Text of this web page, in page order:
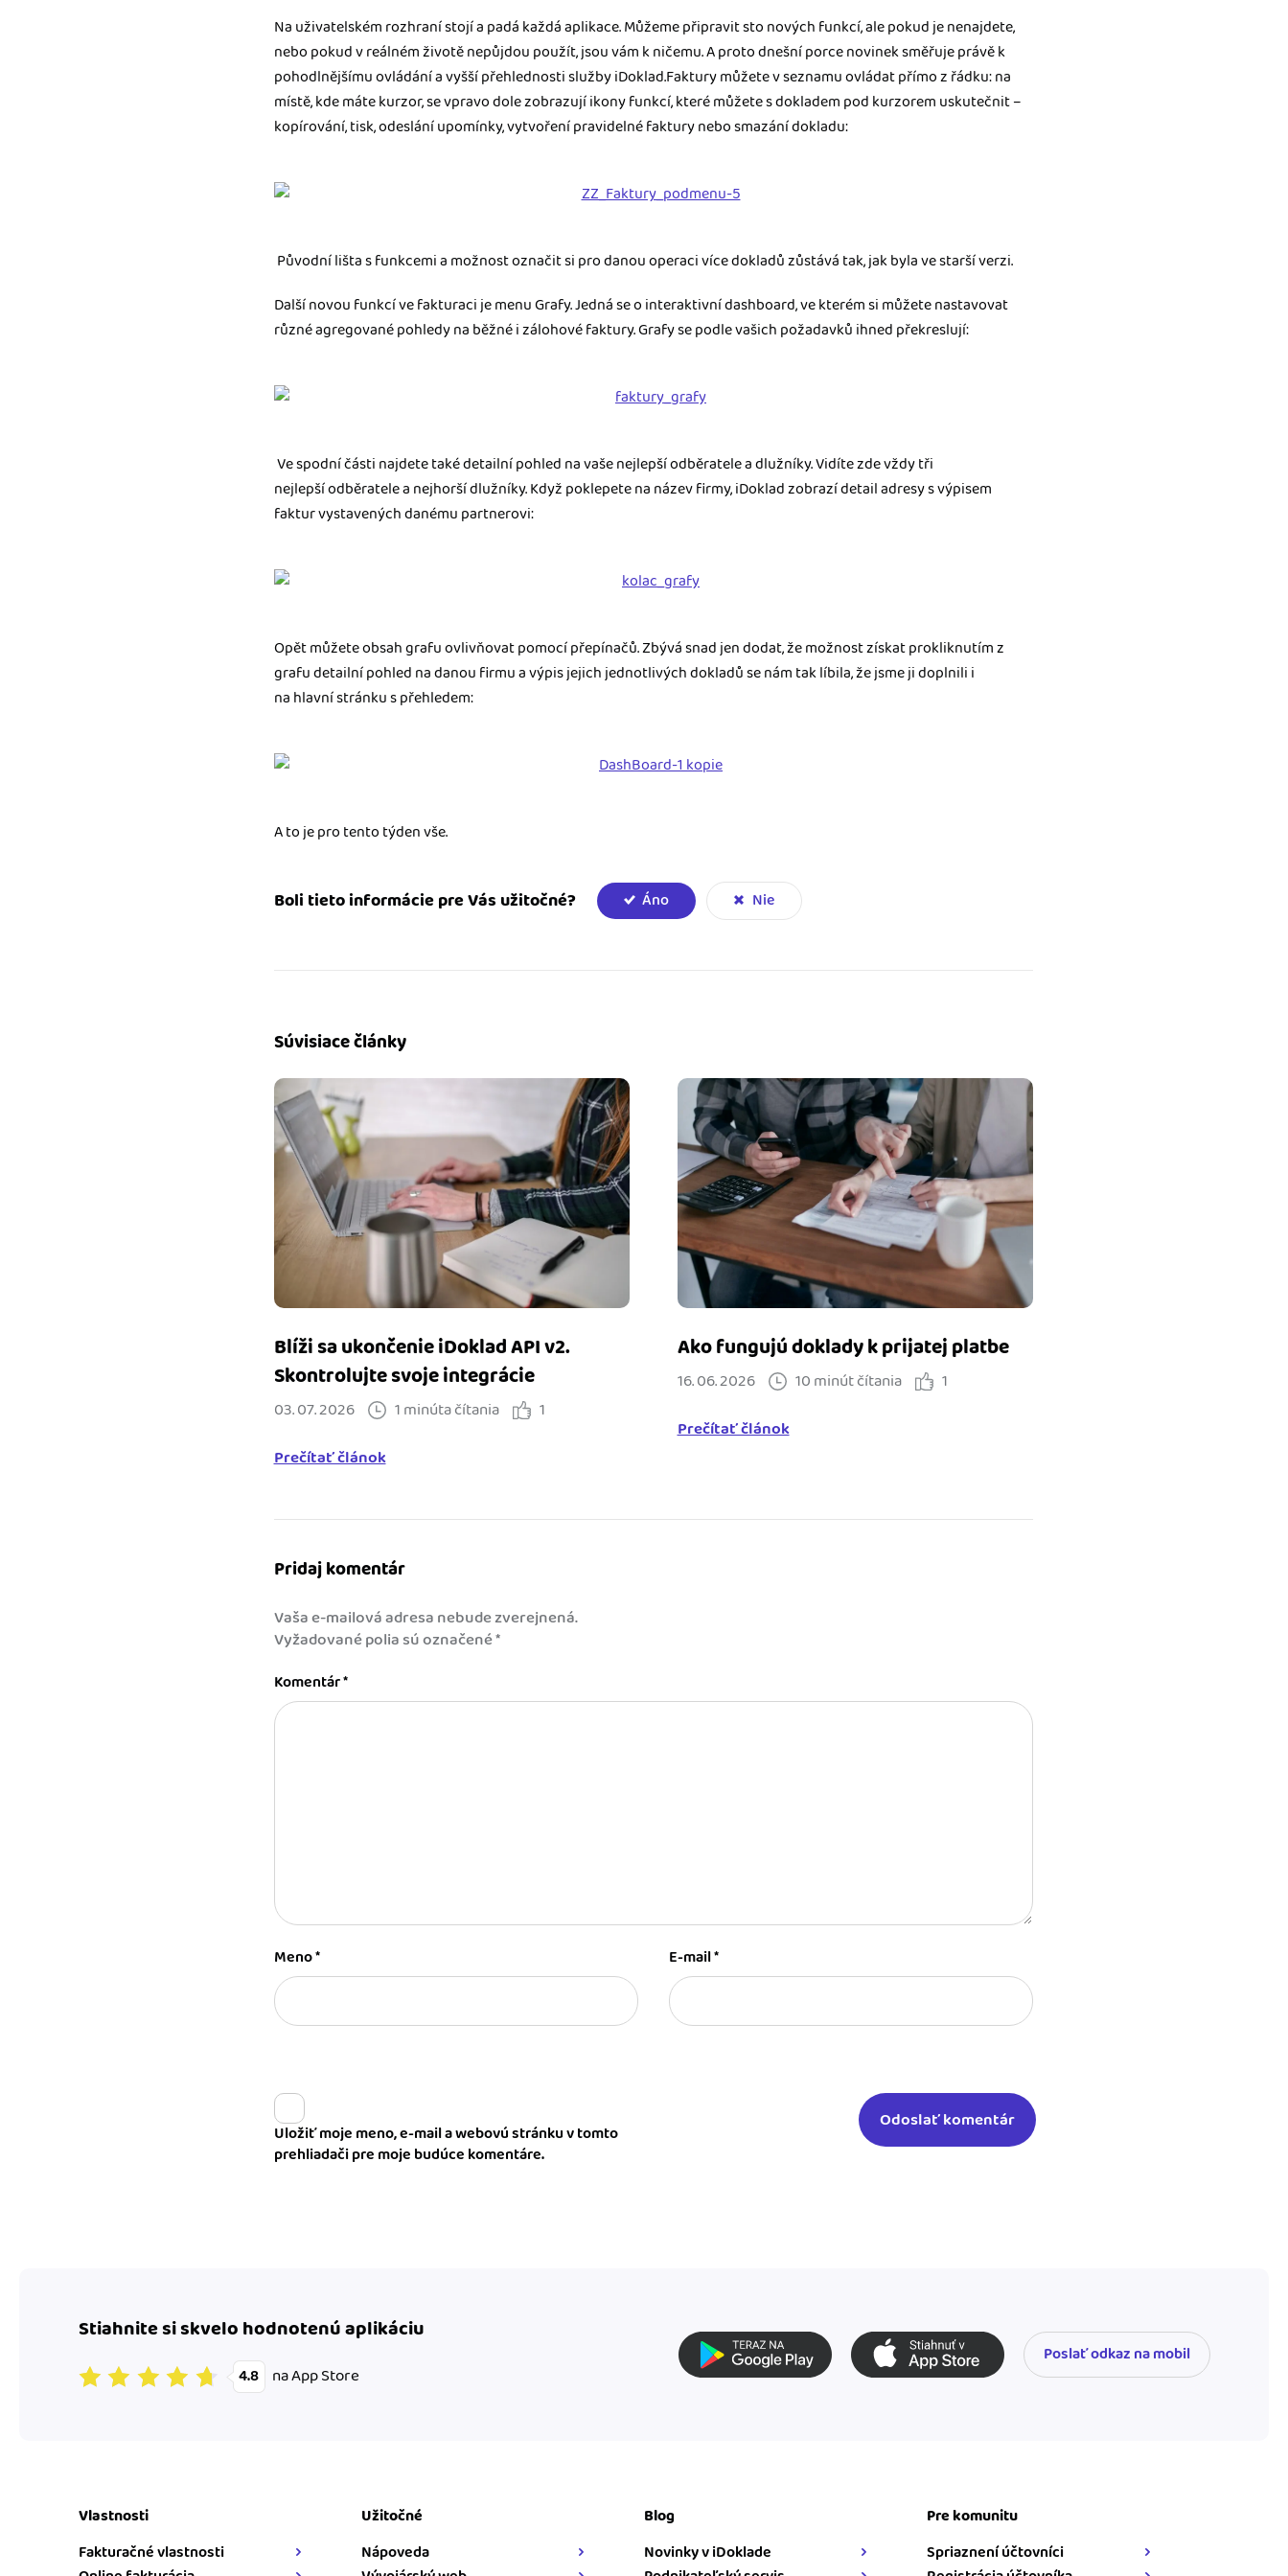
Prepojenie na ďalšie systémy
Nechajte iDoklad pracovať za vás. Vďaka
prepojeniu s e-shopom, bankou, CRM a
ďalšími aplikáciami.
Na uživatelském rozhraní stojí a padá každá aplikace. Můžeme připravit sto nových funkcí, ale pokud je nenajdete,
nebo pokud v reálném životě nepůjdou použít, jsou vám k ničemu. A proto dnešní porce novinek směřuje právě k
pohodlnějšímu ovládání a vyšší přehlednosti služby iDoklad.Faktury můžete v seznamu ovládat přímo z řádku: na
místě, kde máte kurzor, se vpravo dole zobrazují ikony funkcí, které můžete s dokladem pod kurzorem uskutečnit –
kopírování, tisk, odeslání upomínky, vytvoření pravidelné faktury nebo smazání dokladu:
Původní lišta s funkcemi a možnost označit si pro danou operaci více dokladů zůstává tak, jak byla ve starší verzi.
Další novou funkcí ve fakturaci je menu Grafy. Jedná se o interaktivní dashboard, ve kterém si můžete nastavovat
různé agregované pohledy na běžné i zálohové faktury. Grafy se podle vašich požadavků ihned překreslují:
Ve spodní části najdete také detailní pohled na vaše nejlepší odběratele a dlužníky. Vidíte zde vždy tři
nejlepší odběratele a nejhorší dlužníky. Když poklepete na název firmy, iDoklad zobrazí detail adresy s výpisem
faktur vystavených danému partnerovi:
Opět můžete obsah grafu ovlivňovat pomocí přepínačů. Zbývá snad jen dodat, že možnost získat prokliknutím z
grafu detailní pohled na danou firmu a výpis jejich jednotlivých dokladů se nám tak líbila, že jsme ji doplnili i
na hlavní stránku s přehledem:
A to je pro tento týden vše.
Boli tieto informácie pre Vás užitočné? Áno Nie
Súvisiace články
Blíži sa ukončenie iDoklad API v2.
Skontrolujte svoje integrácie
03. 07. 2026 1 minúta čítania
1
Prečítať článok
Ako fungujú doklady k prijatej platbe
16. 06. 2026 10 minút čítania
1
Prečítať článok
Pridaj komentár
Vaša e-mailová adresa nebude zverejnená.
Vyžadované polia sú označené*
Komentár*
Meno* E-mail*
Uložiť moje meno, e-mail a webovú stránku v tomto
prehliadači pre moje budúce komentáre.
Stiahnite si skvelo hodnotenú aplikáciu
4.8 na App Store
Poslať odkaz na mobil
Vlastnosti
Fakturačné vlastnosti
Užitočné
Nápoveda
Blog
Novinky v iDoklade
Pre komunitu
Spriaznení účtovníci